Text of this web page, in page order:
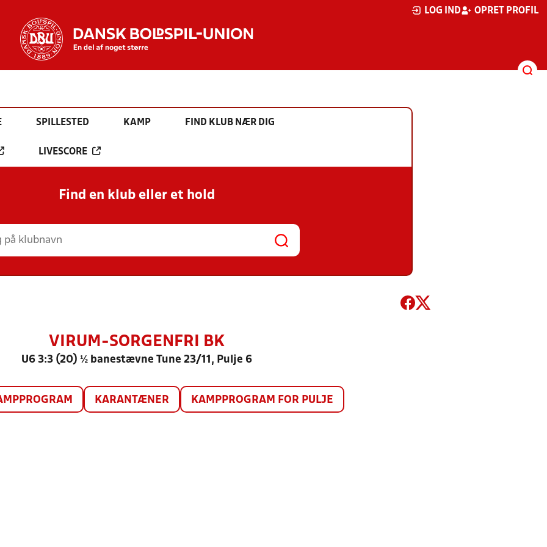
LOG IND OPRET PROFIL
SPILLESTED KAMP FIND KLUB NÆR DIG
LIVESCORE
Find en klub eller et hold
VIRUM-SORGENFRI BK
U6 3:3 (20) ½ banestævne Tune 23/11, Pulje 6
KARANTÆNER KAMPPROGRAM FOR PULJE